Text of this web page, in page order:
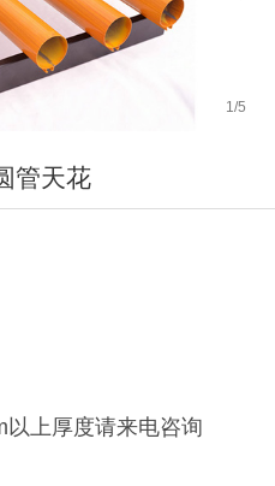
1 /5
管天花
上厚度请来电咨询